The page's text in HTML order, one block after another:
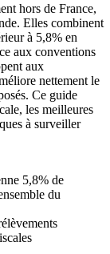
hors de France,
Elles combinent
à 5,8% en
aux conventions
aux
nettement le
Ce guide
les meilleures
à surveiller
5,8% de
du